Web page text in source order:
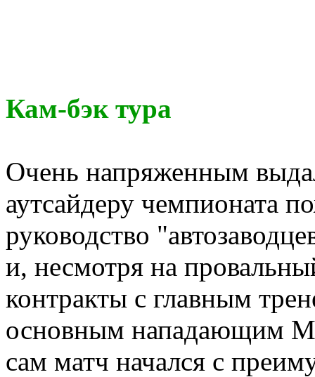
Кам-бэк тура
Очень напряженным
аутсайдеру чемпионата
руководство
и, несмотря на
контракты с главным
основным нападающим
сам матч начался с